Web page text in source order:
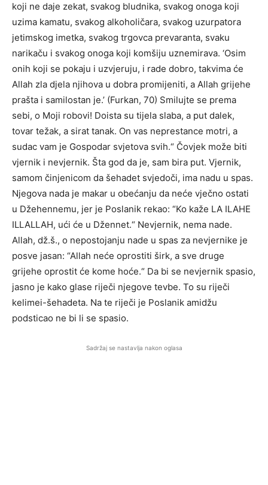
koji ne daje zekat, svakog bludnika, svakog onoga koji
uzima kamatu, svakog alkoholičara, svakog uzurpatora
jetimskog imetka, svakog trgovca prevaranta, svaku
narikaču i svakog onoga koji komšiju uznemirava. ‘Osim
onih koji se pokaju i uzvjeruju, i rade dobro, takvima će
Allah zla djela njihova u dobra promijeniti, a Allah grijehe
prašta i samilostan je.’ (Furkan, 70) Smilujte se prema
sebi, o Moji robovi! Doista su tijela slaba, a put dalek,
tovar težak, a sirat tanak. On vas neprestance motri, a
sudac vam je Gospodar svjetova svih.“ Čovjek može biti
vjernik i nevjernik. Šta god da je, sam bira put. Vjernik,
samom činjenicom da šehadet svjedoči, ima nadu u spas.
Njegova nada je makar u obećanju da neće vječno ostati
u Džehennemu, jer je Poslanik rekao: “Ko kaže LA ILAHE
ILLALLAH, ući će u Džennet.“ Nevjernik, nema nade.
Allah, dž.š., o nepostojanju nade u spas za nevjernike je
posve jasan: “Allah neće oprostiti širk, a sve druge
grijehe oprostit će kome hoće.“ Da bi se nevjernik spasio,
jasno je kako glase riječi njegove tevbe. To su riječi
kelimei-šehadeta. Na te riječi je Poslanik amidžu
podsticao ne bi li se spasio.
Sadržaj se nastavlja nakon oglasa